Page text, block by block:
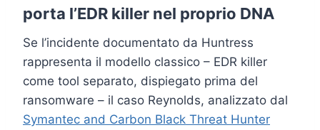
porta l’EDR killer nel proprio DNA
Se l’incidente documentato da Huntress
rappresenta il modello classico – EDR killer
come tool separato, dispiegato prima del
ransomware – il caso Reynolds, analizzato dal
Symantec and Carbon Black Threat Hunter